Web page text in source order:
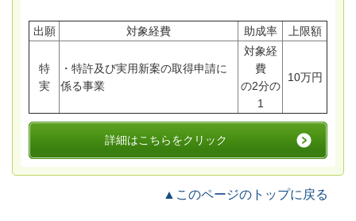
出願 対象経費 助成率 上限額
特
実
・特許及び実用新案の取得申請に
係る事業
対象経
費
の2分の
1
10万円
詳細はこちらをクリック
▲このページのトップに戻る